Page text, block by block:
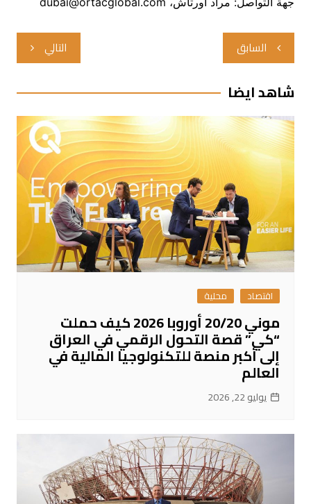
تصفّح
المقالات
السابق التالي
شاهد ايضا
اقتصاد محلية
موني 20/20 أوروبا 2026 كيف حملت
“كي” قصة التحول الرقمي في العراق
إلى أكبر منصة للتكنولوجيا المالية في
العالم
يوليو 22, 2026